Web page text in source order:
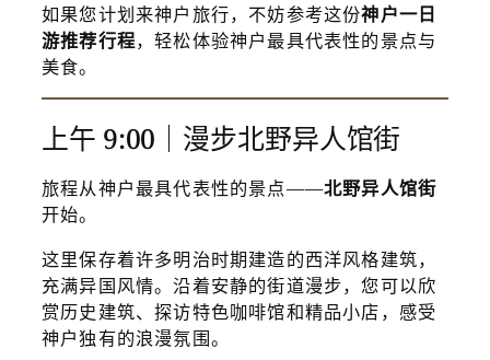
如果您计划来神户旅行，不妨参考这份神户一日
游推荐行程，轻松体验神户最具代表性的景点与
美食。
上午 9:00｜漫步北野异人馆街
旅程从神户最具代表性的景点——北野异人馆街
开始。
这里保存着许多明治时期建造的西洋风格建筑，
充满异国风情。沿着安静的街道漫步，您可以欣
赏历史建筑、探访特色咖啡馆和精品小店，感受
神户独有的浪漫氛围。